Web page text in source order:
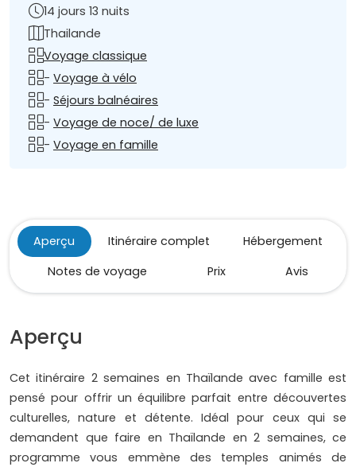
14 jours 13 nuits
Thailande
Voyage classique
- Voyage à vélo
- Séjours balnéaires
- Voyage de noce/ de luxe
- Voyage en famille
Aperçu Itinéraire complet
Hébergement
Notes de voyage
Prix Avis
Aperçu
Cet itinéraire 2 semaines en Thaïlande avec famille est
pensé pour offrir un équilibre parfait entre découvertes
culturelles, nature et détente. Idéal pour ceux qui se
demandent que faire en Thaïlande en 2 semaines, ce
programme vous emmène des temples animés de